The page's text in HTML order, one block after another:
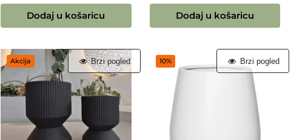
Dodaj u košaricu Dodaj u košaricu
Akcija Brzi pogled 10% Brzi pogled